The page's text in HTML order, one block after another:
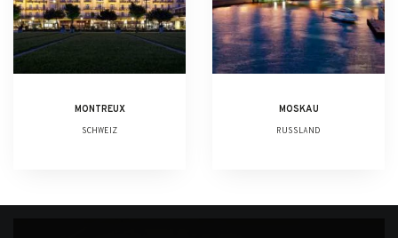
MONTREUX
SCHWEIZ
MOSKAU
RUSSLAND